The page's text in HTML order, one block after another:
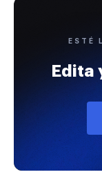
ESTÉ
Edita